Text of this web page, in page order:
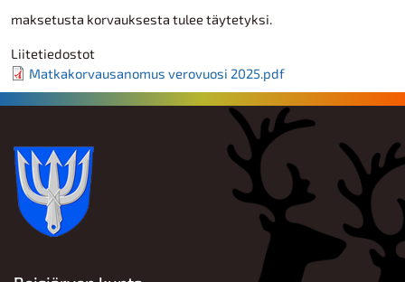
maksetusta korvauksesta tulee täytetyksi.
Liitetiedostot
Matkakorvausanomus verovuosi 2025.pdf